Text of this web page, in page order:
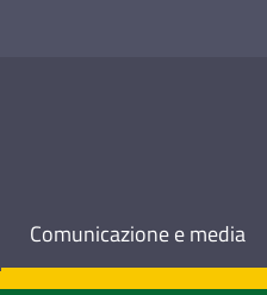
Comunicazione e media